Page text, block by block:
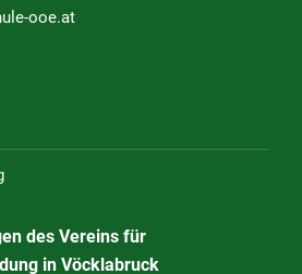
ooe.at
des Vereins für
in Vöcklabruck